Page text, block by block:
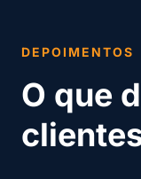
DEPOIMENTOS
O que